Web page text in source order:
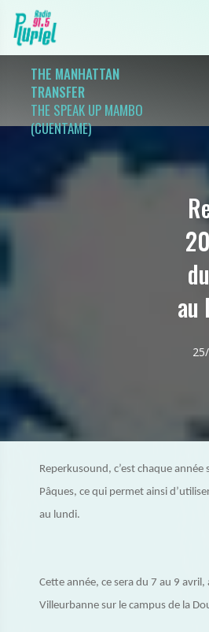
THE MANHATTAN
TRANSFER
THE SPEAK UP MAMBO
(CUENTAME)
au
Reperkusound, c’est chaque année
Pâques, ce qui permet ainsi
au lundi.
Cette année, ce sera du 7 au 9
Villeurbanne sur le campus de la